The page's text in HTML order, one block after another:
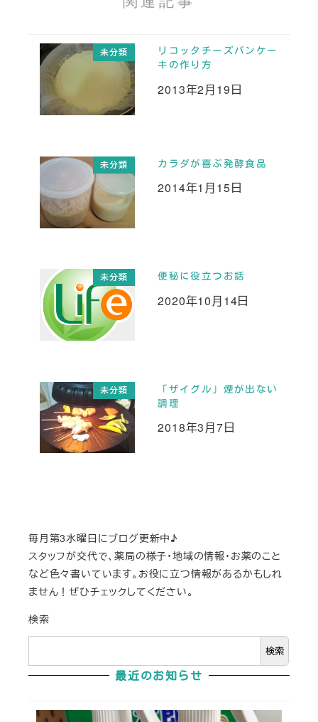
未分類
リコッタチーズパンケー
キの作り方
投稿日
2013年2月19日
未分類 カラダが喜ぶ発酵食品
投稿日
2014年1月15日
未分類 便秘に役立つお話
投稿日
2020年10月14日
未分類
「ザイグル」煙が出ない
調理
投稿日
2018年3月7日
毎月第3水曜日にブログ更新中♪
スタッフが交代で、薬局の様子・地域の情報・お薬のこと
など色々書いています。お役に立つ情報があるかもしれ
ません！ぜひチェックしてください。
検索
検索
最近のお知らせ